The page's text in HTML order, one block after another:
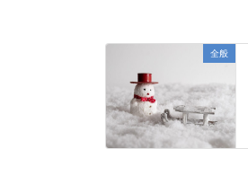
全般